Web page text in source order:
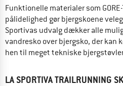
Funktionelle materialer som
pålidelighed gør bjergskoene
Sportivas udvalg dækker alle
vandresko over bjergsko, der kan
hen til meget tekniske
LA SPORTIVA TRAILRUNNING